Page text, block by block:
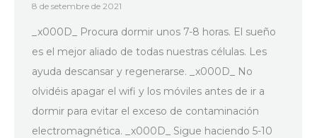
8 de setembre de 2021
_x000D_ Procura dormir unos 7-8 horas. El sueño
es el mejor aliado de todas nuestras células. Les
ayuda descansar y regenerarse. _x000D_ No
olvidéis apagar el wifi y los móviles antes de ir a
dormir para evitar el exceso de contaminación
electromagnética. _x000D_ Sigue haciendo 5-10